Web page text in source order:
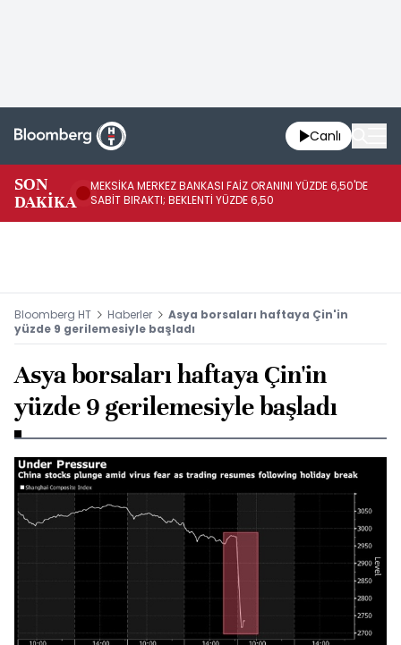
Canlı
SON
DAKİKA
MEKSİKA MERKEZ BANKASI FAİZ ORANINI YÜZDE 6,50'DE
SABİT BIRAKTI; BEKLENTİ YÜZDE 6,50
Bloomberg HT Haberler
Asya borsaları haftaya Çin'in
yüzde 9 gerilemesiyle başladı
Asya borsaları haftaya Çin'in
yüzde 9 gerilemesiyle başladı